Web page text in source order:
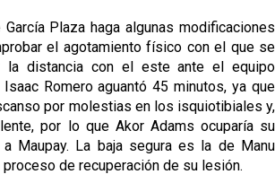
Plaza haga algunas modificaciones
el agotamiento físico con el que se
la distancia con el este ante el equipo
Romero aguantó 45 minutos, ya que
por molestias en los isquiotibiales y,
por lo que Akor Adams ocuparía su
a Maupay. La baja segura es la de Manu
proceso de recuperación de su lesión.